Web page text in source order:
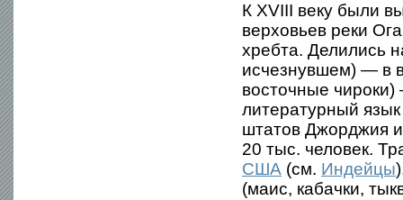
К XVIII веку были
верховьев реки
хребта. Делились
исчезнувшем) — в
восточные
литературный
штатов Джорджия
20 тыс. человек.
США (см. Индейцы
(маис, кабачки,